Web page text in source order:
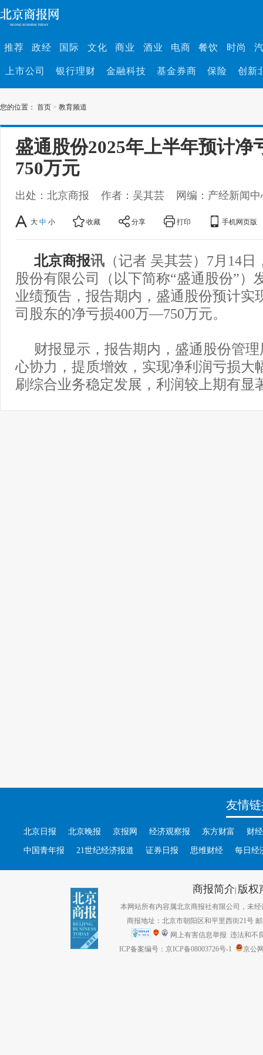
推荐 政经 国际 文化 商业 酒业 电商 餐饮 时尚
上市公司 银行理财 金融科技 基金券商 保险 创新
您的位置： 首页 > 教育频道
盛通股份2025年上半年预计
750万元
出处：北京商报 作者：吴其芸 网编：产经新闻中
大 中 小 收藏 分享 打印 手机网页版
北京商报讯 （记者 吴其芸）7月14
股份有限公司（以下简称“盛通股份”）
业绩预告，报告期内，盛通股份预计实
司股东的净亏损400万—750万元。
财报显示，报告期内，盛通股份管
心协力，提质增效，实现净利润亏损大
刷综合业务稳定发展，利润较上期有显
友情
北京日报 北京晚报 京报网 经济观察报 东方财富 财
中国青年报 21世纪经济报道 证券日报 思维财经 每日经
商报简介| 版权
本网站所有内容属北京商报社有限公司，未经
商报地址：北京市朝阳区和平里西街21号
网上有害信息举报 违法和不
ICP备案编号：京ICP备08003726号-1
京公